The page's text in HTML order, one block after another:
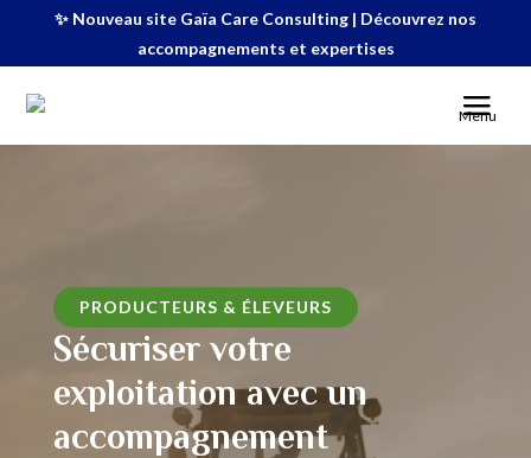
✨ Nouveau site Gaïa Care Consulting | Découvrez nos
accompagnements et expertises
Menu
PRODUCTEURS & ÉLEVEURS
Sécuriser votre
exploitation avec un
accompagnement